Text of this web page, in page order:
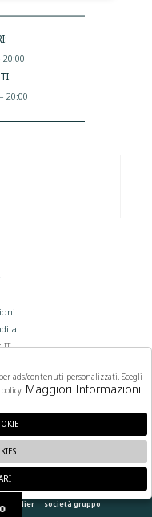
20:00
IT
atelier società gruppo
ads/contenuti personalizzati. Scegli
Maggiori Informazioni